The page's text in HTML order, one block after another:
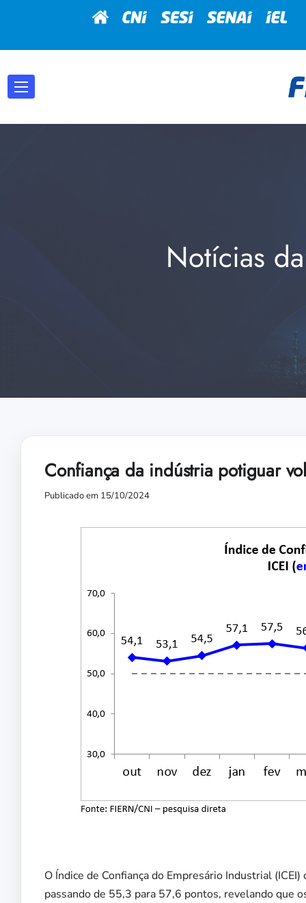
Notícias
Confiança da indústria potiguar
Publicado em 15/10/2024
O Índice de Confiança do Empresário Industrial
passando de 55,3 para 57,6 pontos, revelando que